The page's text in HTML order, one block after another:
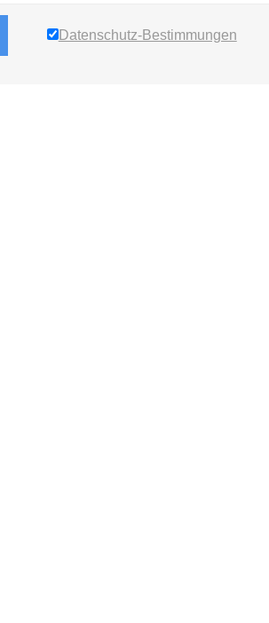
Datenschutz-Bestimmungen